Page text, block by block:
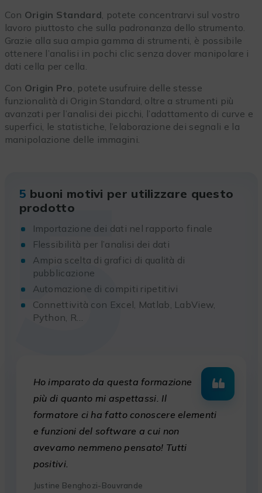
Con Origin Standard, potete concentrarvi sul vostro
lavoro piuttosto che sulla padronanza dello strumento.
Grazie alla sua ampia gamma di strumenti, è possibile
ottenere l’analisi in pochi clic senza dover manipolare i
dati cella per cella.
Con Origin Pro , potete usufruire delle stesse
funzionalità di Origin Standard, oltre a strumenti più
avanzati per l’analisi dei picchi, l’adattamento di curve e
superfici, le statistiche, l’elaborazione dei segnali e la
manipolazione delle immagini.
5 buoni motivi per utilizzare questo
prodotto
Importazione dei dati nel rapporto finale
Flessibilità per l’analisi dei dati
Ampia scelta di grafici di qualità di
pubblicazione
Automazione di compiti ripetitivi
Connettività con Excel, Matlab, LabView,
Python, R…
5
Ho imparato da questa formazione
più di quanto mi aspettassi. Il
formatore ci ha fatto conoscere elementi
e funzioni del software a cui non
avevamo nemmeno pensato! Tutti
positivi.
Justine Benghozi-Bouvrande